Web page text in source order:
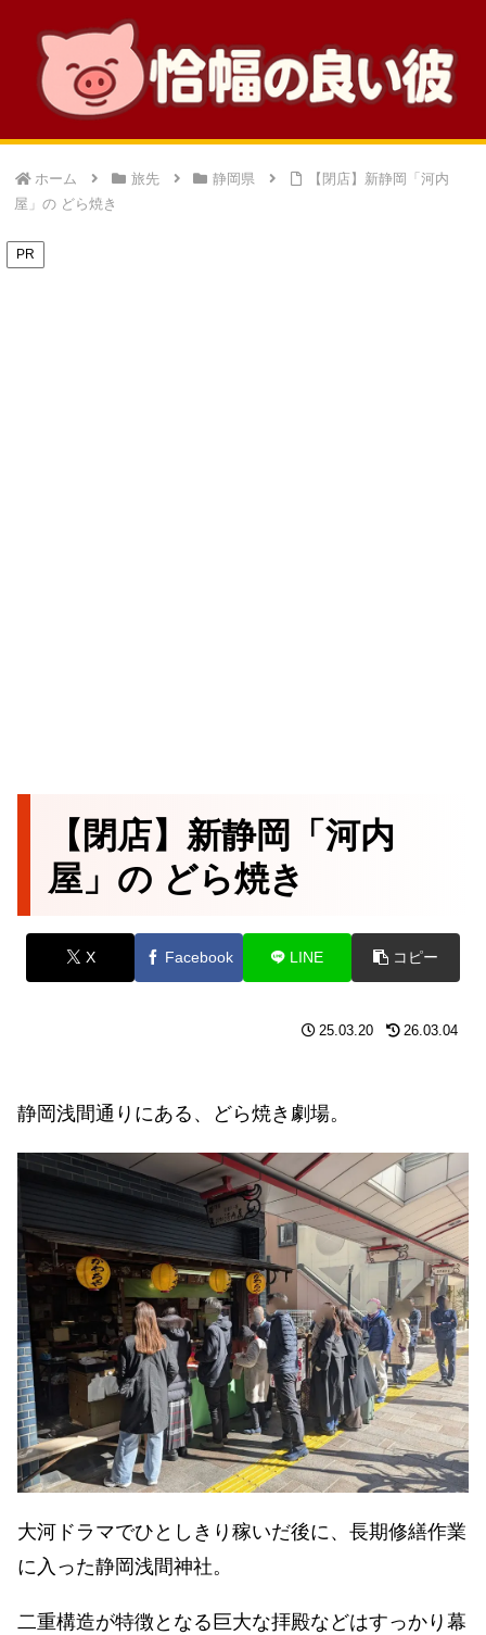
ホーム 旅先 静岡県
【閉店】新静岡「河内
屋」の どら焼き
PR
【閉店】新静岡「河内
屋」の どら焼き
X Facebook LINE コピー
25.03.20 26.03.04
静岡浅間通りにある、どら焼き劇場。
大河ドラマでひとしきり稼いだ後に、長期修繕作業
に入った静岡浅間神社。
二重構造が特徴となる巨大な拝殿などはすっかり幕